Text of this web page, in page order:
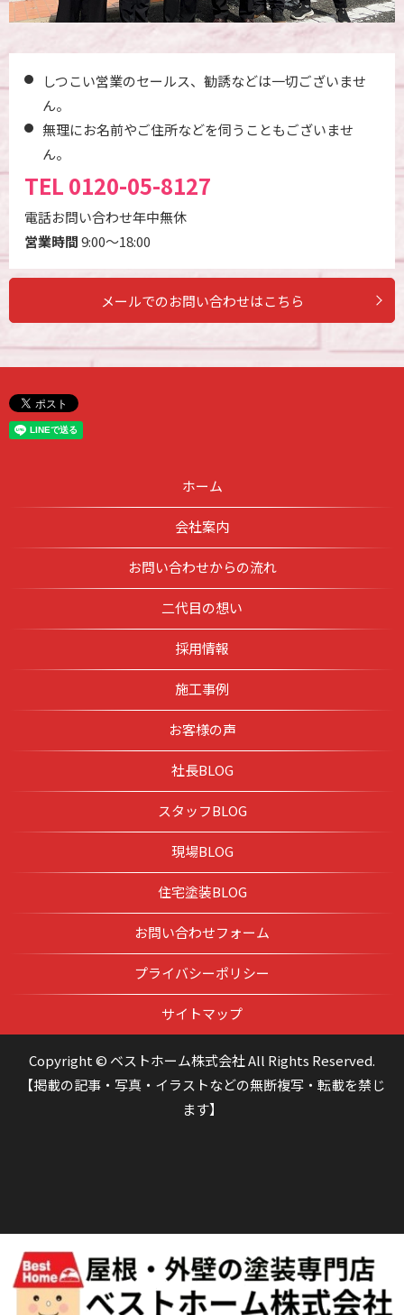
しつこい営業のセールス、勧誘などは一切ございませ
ん。
無理にお名前やご住所などを伺うこともございませ
ん。
TEL 0120-05-8127
電話お問い合わせ年中無休
営業時間9:00～18:00
メールでのお問い合わせはこちら
ホーム
会社案内
お問い合わせからの流れ
二代目の想い
採用情報
施工事例
お客様の声
社長BLOG
スタッフBLOG
現場BLOG
住宅塗装BLOG
お問い合わせフォーム
プライバシーポリシー
サイトマップ
Copyright © ベストホーム株式会社 All Rights Reserved.
【掲載の記事・写真・イラストなどの無断複写・転載を禁じ
ます】